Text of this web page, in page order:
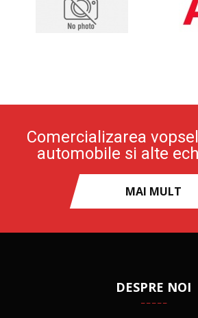
Comercializarea
automobile si alte
MAI MULT
DESPRE NOI